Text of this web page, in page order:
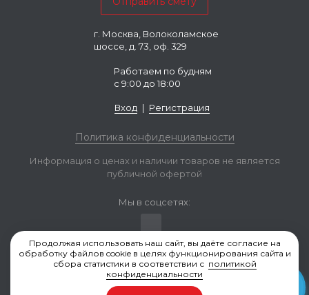
г. Москва, Волоколамское
шоссе, д. 73, оф. 329
Работаем по будням
с 9:00 до 18:00
Вход | Регистрация
Политика конфиденциальности
Информация о ценах и наличии товаров не является
публичной офертой
Мы в соцсетях:
Valvestock.ru © 2006-2026, Москва
Продолжая использовать наш сайт, вы даёте согласие на
обработку файлов cookie в целях функционирования сайта и
сбора статистики в соответствии с политикой
конфиденциальности